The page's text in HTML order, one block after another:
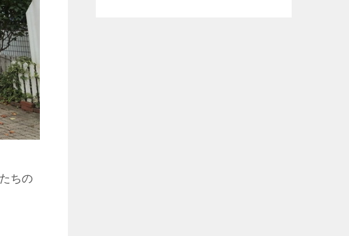
ちの